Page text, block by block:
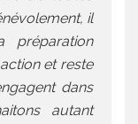
il
et reste
dans
autant